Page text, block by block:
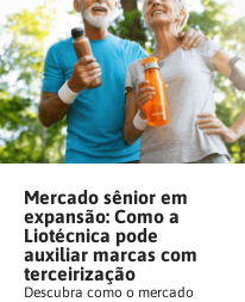
Mercado sênior em
expansão: Como a
Liotécnica pode
auxiliar marcas com
terceirização
Descubra como o mercado